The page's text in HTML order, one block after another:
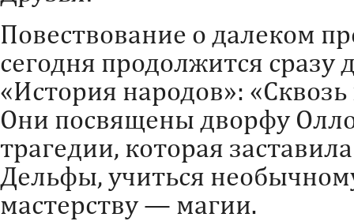
Повествование о далеком
сегодня продолжится сразу
«История народов»:
Они посвящены дворфу
трагедии, которая
Дельфы, учиться
мастерству — магии.